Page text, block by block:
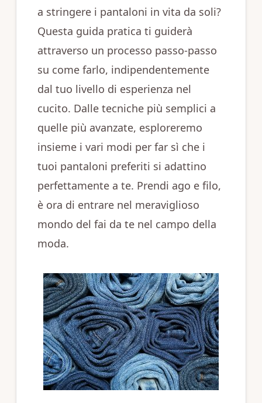
a stringere i pantaloni in vita da soli?
Questa guida pratica ti guiderà
attraverso un processo passo-passo
su come farlo, indipendentemente
dal tuo livello di esperienza nel
cucito. Dalle tecniche più semplici a
quelle più avanzate, esploreremo
insieme i vari modi per far sì che i
tuoi pantaloni preferiti si adattino
perfettamente a te. Prendi ago e filo,
è ora di entrare nel meraviglioso
mondo del fai da te nel campo della
moda.